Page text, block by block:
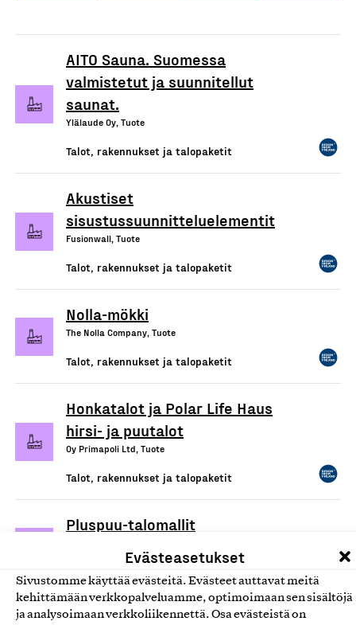
Evästeasetukset
Sivustomme käyttää evästeitä. Evästeet auttavat meitä
kehittämään verkkopalveluamme, optimoimaan sen sisältöjä
ja analysoimaan verkkoliikennettä. Osa evästeistä on
AITO Sauna. Suomessa
valmistetut ja suunnitellut
saunat.
Ylälaude Oy, Tuote
Talot, rakennukset ja talopaketit
Akustiset
sisustussuunnitteluelementit
Fusionwall, Tuote
Talot, rakennukset ja talopaketit
Nolla-mökki
The Nolla Company, Tuote
Talot, rakennukset ja talopaketit
Honkatalot ja Polar Life Haus
hirsi- ja puutalot
Oy Primapoli Ltd, Tuote
Talot, rakennukset ja talopaketit
Pluspuu-talomallit